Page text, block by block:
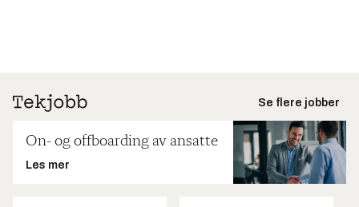
Se flere jobber
On- og offboarding av ansatte
Les mer